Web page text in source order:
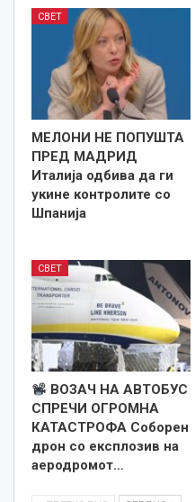
СВЕТ
МЕЛОНИ НЕ ПОПУШТА
ПРЕД МАДРИД
Италија одбива да ги
укине контролите со
Шпанија
СВЕТ
ВОЗАЧ НА АВТОБУС
СПРЕЧИ ОГРОМНА
КАТАСТРОФА Соборен
дрон со експлозив на
аеродромот…